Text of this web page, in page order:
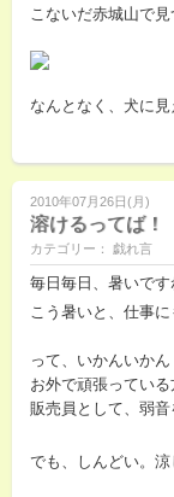
こないだ赤城山で見
なんとなく、犬に見
2010年07月26日(月)
溶けるってば！
カテゴリー： 戯れ言
毎日毎日、暑いです
こう暑いと、仕事
って、いかんいかん
お外で頑張ってい
販売員として、弱
でも、しんどい。涼